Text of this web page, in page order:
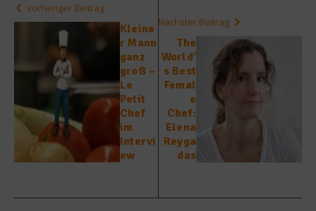
vorheriger Beitrag
Kleine
r Mann
ganz
groß –
Le
Petit
Chef
im
Intervi
ew
Nächster Beitrag
The
World’
s Best
Femal
e
Chef:
Elena
Reyga
das